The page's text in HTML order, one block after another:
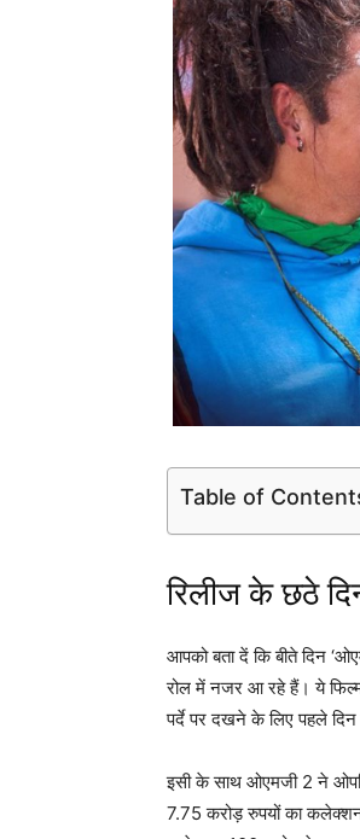
Table of
रिलीज के छठे
आपको बता दें कि बीते दिन
रोल में नजर आ रहे हैं। ये
पर्दे पर दखने के लिए पहले
इसी के साथ ओएमजी 2 ने
7.75 करोड़ रुपयों का